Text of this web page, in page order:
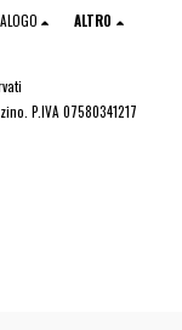
P.IVA 07580341217
ALTRO